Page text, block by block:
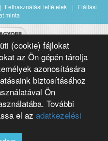
(cookie) fájlokat
az Ön gépén tárolja
azonosítására
biztosításához
Ön
További
el az adatkezelési
Felhasználási feltételek
Elállási
minta